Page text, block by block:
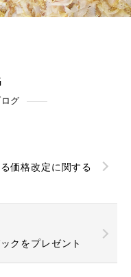
グ
価格改定に関する
クをプレゼント